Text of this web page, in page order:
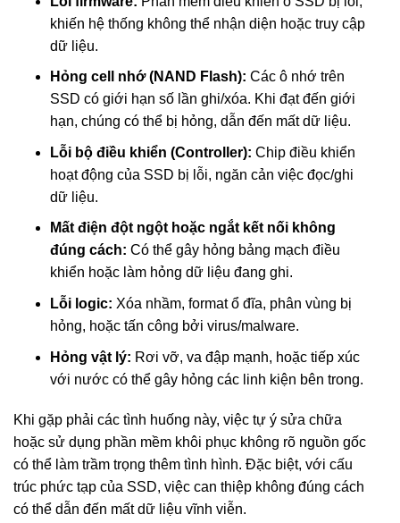
khiến hệ thống không thể nhận diện hoặc truy cập
dữ liệu.
Hỏng cell nhớ (NAND Flash): Các ô nhớ trên
SSD có giới hạn số lần ghi/xóa. Khi đạt đến giới
hạn, chúng có thể bị hỏng, dẫn đến mất dữ liệu.
Lỗi bộ điều khiển (Controller): Chip điều khiển
hoạt động của SSD bị lỗi, ngăn cản việc đọc/ghi
dữ liệu.
Mất điện đột ngột hoặc ngắt kết nối không
đúng cách: Có thể gây hỏng bảng mạch điều
khiển hoặc làm hỏng dữ liệu đang ghi.
Lỗi logic: Xóa nhầm, format ổ đĩa, phân vùng bị
hỏng, hoặc tấn công bởi virus/malware.
Hỏng vật lý: Rơi vỡ, va đập mạnh, hoặc tiếp xúc
với nước có thể gây hỏng các linh kiện bên trong.
Khi gặp phải các tình huống này, việc tự ý sửa chữa
hoặc sử dụng phần mềm khôi phục không rõ nguồn gốc
có thể làm trầm trọng thêm tình hình. Đặc biệt, với cấu
trúc phức tạp của SSD, việc can thiệp không đúng cách
có thể dẫn đến mất dữ liệu vĩnh viễn.